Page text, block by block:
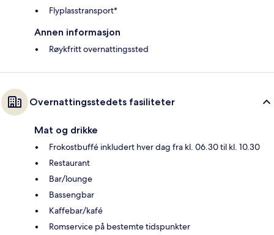
Flyplasstransport*
Annen informasjon
Røykfritt overnattingssted
Overnattingsstedets fasiliteter
Mat og drikke
Frokostbuffé inkludert hver dag fra kl. 06.30 til kl. 10.30
Restaurant
Bar/lounge
Bassengbar
Kaffebar/kafé
Romservice på bestemte tidspunkter